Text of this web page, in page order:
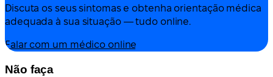
Discuta os seus sintomas e obtenha orientação médica
adequada à sua situação — tudo online.
Falar com um médico online
Não faça